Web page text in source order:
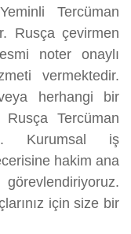
Tercüman
Rusça çevirmen
noter onaylı
vermektedir.
herhangi bir
Tercüman
Kurumsal iş
hakim ana
için size bir